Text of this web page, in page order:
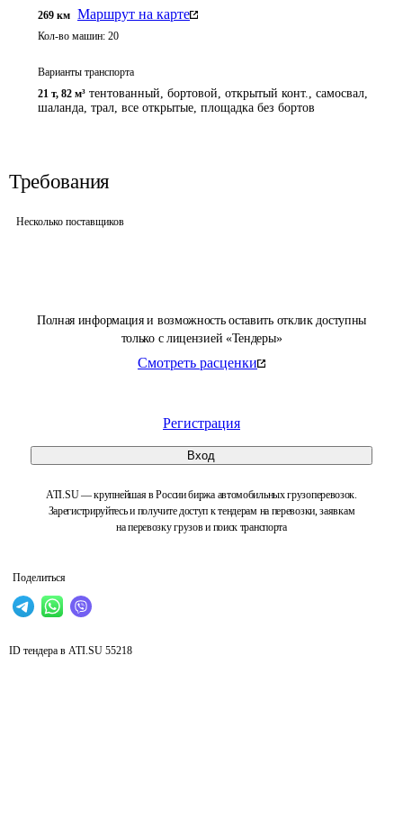
Полная информация и возможность оставить отклик доступны
только с лицензией «Тендеры»
Смотреть расценки
Регистрация
Вход
ATI.SU — крупнейшая в России биржа автомобильных грузоперевозок.
Зарегистрируйтесь и получите доступ к тендерам на перевозки, заявкам
на перевозку грузов и поиск транспорта
Поделиться
269 км Маршрут на карте
Кол-во машин: 20
Варианты транспорта
21 т, 82 м³ тентованный, бортовой, открытый конт., самосвал,
шаланда, трал, все открытые, площадка без бортов
Требования
Несколько поставщиков
ID тендера в ATI.SU 55218